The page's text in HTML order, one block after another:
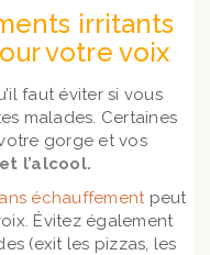
irritants
votre voix
faut éviter si vous
malades. Certaines
gorge et vos
l’alcool.
échauffementpeut
Évitez également
(exit les pizzas, les